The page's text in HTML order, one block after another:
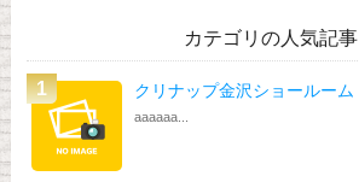
カテゴリの人気記事
クリナップ金沢ショールーム
aaaaaa...